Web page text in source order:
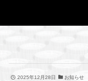
2025年12月28日 お知らせ